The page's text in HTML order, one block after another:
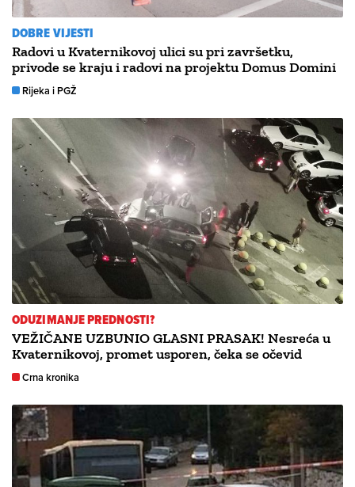
DOBRE VIJESTI
Radovi u Kvaternikovoj ulici su pri završetku,
privode se kraju i radovi na projektu Domus Domini
Rijeka i PGŽ
ODUZIMANJE PREDNOSTI?
VEŽIČANE UZBUNIO GLASNI PRASAK! Nesreća u
Kvaternikovoj, promet usporen, čeka se očevid
Crna kronika